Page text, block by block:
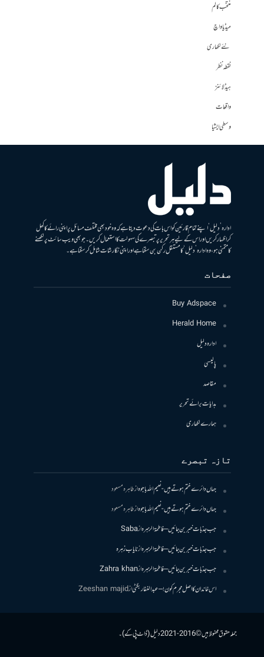
منتخب کالم
میڈیا واچ
نئے لکھاری
نقطہ نظر
ہیڈلائنز
واقعات
وسطی ایشیا
ادارہ ’دلیل‘ اپنے تمام قارئین کو اس بات کی دعوت دیتا ہے کہ وہ خود بھی مختلف مسائل پر اپنی رائے کا کھل
کر اظہار کریں اور اس کے لیے ہر تحریر پر تبصرے کی سہولت کا استعمال کریں۔ جو بھی ویب سائٹ پر لکھنے
کا متمنی ہو، وہ ادارہ ’دلیل‘ کا مستقل رکن بن سکتا ہے اور اپنی نگارشات شامل کرسکتا ہے۔
صفحات
Buy Adspace
Herald Home
ادارہ دلیل
پالیسی
مقاصد
ہدایات برائے تحریر
ہمارے لکھاری
تازہ تبصرے
جہاں دائرے ختم ہوتے ہیں- نعیم اللہ باجوہازطاہرہ مسعود
جہاں دائرے ختم ہوتے ہیں- نعیم اللہ باجوہازطاہرہ مسعود
جب جذبات خبر بن جائیں – فاطمۃالزہرہازSaba
جب جذبات خبر بن جائیں – فاطمۃالزہرہازنایاب زہرہ
جب جذبات خبر بن جائیں – فاطمۃالزہرہازZahra khan
اس خاندان کا اصل مجرم کون! – عبدالغفار بگٹیازZeeshan majid
جملہ حقوق محفوظ ہیں © 2016-2021 دلیل (ڈاٹ پی کے)۔